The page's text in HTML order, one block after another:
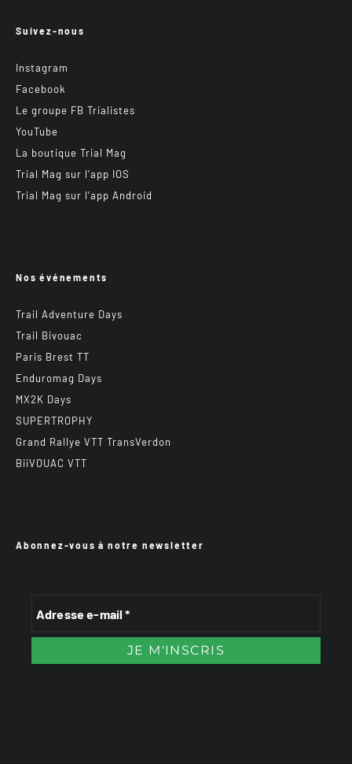
Suivez-nous
Instagram
Facebook
Le groupe FB Trialistes
YouTube
La boutique Trial Mag
Trial Mag sur l’app IOS
Trial Mag sur l’app Android
Nos événements
Trail Adventure Days
Trail Bivouac
Paris Brest TT
Enduromag Days
MX2K Days
SUPERTROPHY
Grand Rallye VTT TransVerdon
BiiVOUAC VTT
Abonnez-vous à notre newsletter